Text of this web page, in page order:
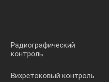
Радиографический
контроль
Вихретоковый контроль